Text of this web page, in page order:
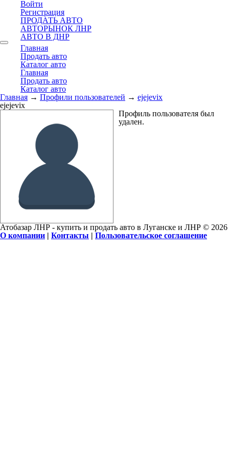
Войти
Регистрация
ПРОДАТЬ АВТО
АВТОРЫНОК ЛНР
АВТО В ДНР
Главная
Продать авто
Каталог авто
Главная
Продать авто
Каталог авто
Главная → Профили пользователей → ejejevix
ejejevix
Профиль пользователя был
удален.
Атобазар ЛНР - купить и продать авто в Луганске и ЛНР © 2026
О компании | Контакты | Пользовательское соглашение